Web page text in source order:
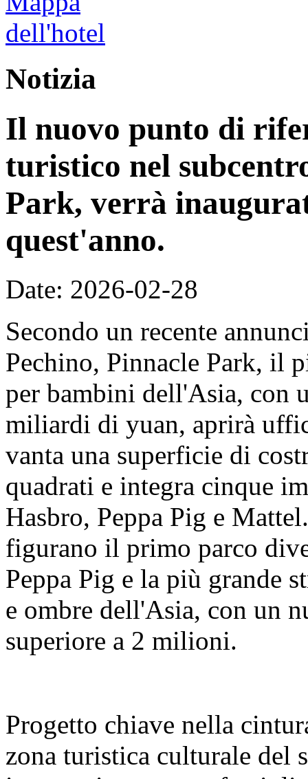
Notizia
Il nuovo punto di
turistico nel
Park, verrà
quest'anno.
Date: 2026-02-28
Secondo un recente
Pechino, Pinnacle Park, il
per bambini dell'Asia, con
miliardi di yuan, aprirà
vanta una superficie di
quadrati e integra cinque
Hasbro, Peppa Pig e
figurano il primo parco
Peppa Pig e la più grande
e ombre dell'Asia, con un
superiore a 2 milioni.
Progetto chiave nella
zona turistica culturale del